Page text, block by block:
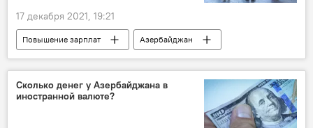
17 декабря 2021, 19:21
Повышение зарплат
Азербайджан
Экономика
население
Азербайджанцы
Сколько денег у Азербайджана в
иностранной валюте?